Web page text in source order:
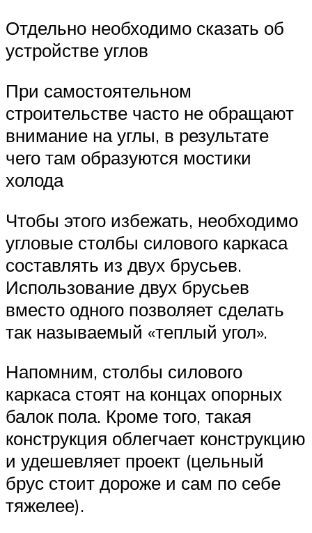
Отдельно необходимо сказать об
устройстве углов
При самостоятельном
строительстве часто не обращают
внимание на углы, в результате
чего там образуются мостики
холода
Чтобы этого избежать, необходимо
угловые столбы силового каркаса
составлять из двух брусьев.
Использование двух брусьев
вместо одного позволяет сделать
так называемый «теплый угол».
Напомним, столбы силового
каркаса стоят на концах опорных
балок пола. Кроме того, такая
конструкция облегчает конструкцию
и удешевляет проект (цельный
брус стоит дороже и сам по себе
тяжелее).